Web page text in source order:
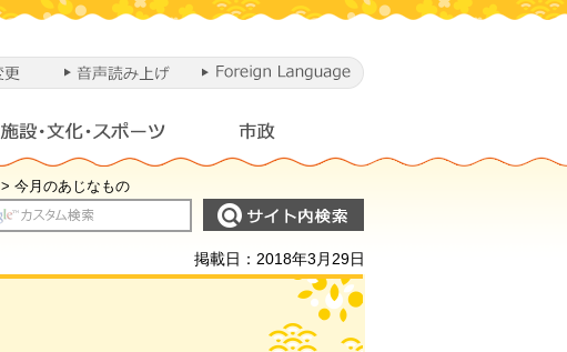
> 今月のあじなもの
掲載日：2018年3月29日